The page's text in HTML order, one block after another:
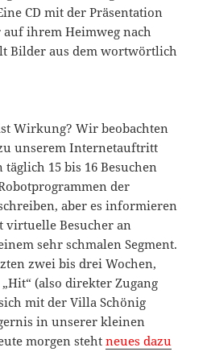
CD mit der Präsentation
auf ihrem Heimweg nach
Bilder aus dem wortwörtlich
Wirkung? Wir beobachten
unserem Internetauftritt
15 bis 16 Besuchen
der
aber es informieren
virtuelle Besucher an
sehr schmalen Segment.
zwei bis drei Wochen,
(also direkter Zugang
mit der Villa Schönig
in unserer kleinen
morgen stehtneues dazu